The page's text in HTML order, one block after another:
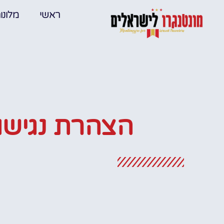
ראשי
הצהרת